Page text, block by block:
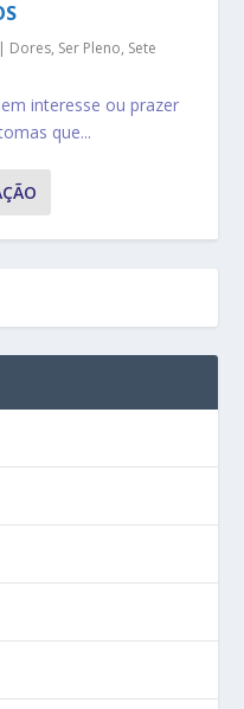
| Dores, Ser Pleno, Sete
interesse ou prazer
que...